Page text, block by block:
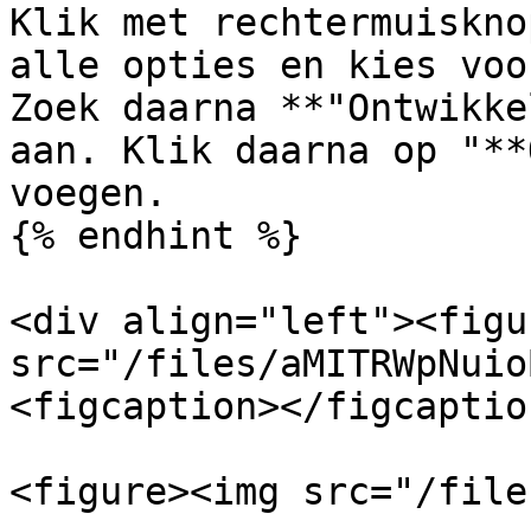
Klik met
alle opties en kies
Zoek daarna
aan. Klik daarna op
voegen.
{% endhint %}
<div
src="/files/
<figcaption></
<figure><img src="/files/